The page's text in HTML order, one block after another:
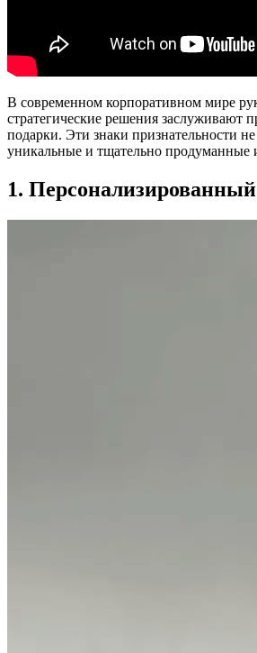
В современном корпоративном мире
стратегические решения
подарки. Эти знаки признательности
уникальные и тщательно продуманные
1.